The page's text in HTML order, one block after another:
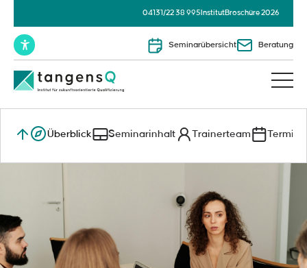
04131/22 38 995 InstitutBroschüre 2026
Seminarübersicht Beratung
Überblick Seminarinhalt Trainerteam Termine